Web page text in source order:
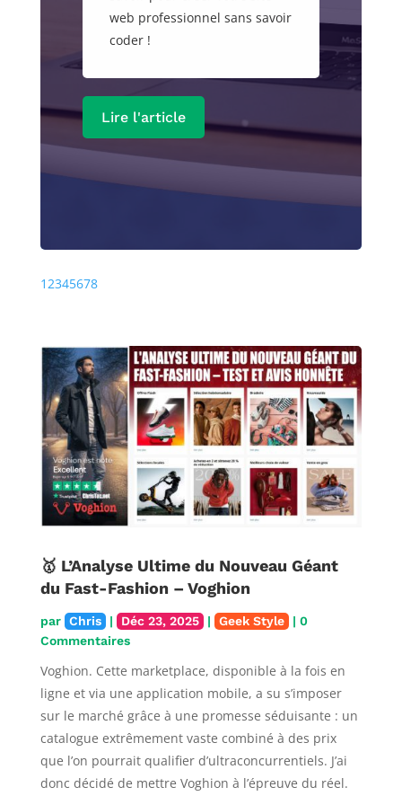
et XLR, ainsi que son
positionnement par rapport
marché.
Lire l'article
12345678
🥇 L’Analyse Ultime du Nouveau Géant
du Fast-Fashion – Voghion
par Chris | Déc 23, 2025 | Geek Style | 0
Commentaires
Voghion. Cette marketplace, disponible à la fois en
ligne et via une application mobile, a su s’imposer
sur le marché grâce à une promesse séduisante : un
catalogue extrêmement vaste combiné à des prix
que l’on pourrait qualifier d’ultraconcurrentiels. J’ai
donc décidé de mettre Voghion à l’épreuve du réel.